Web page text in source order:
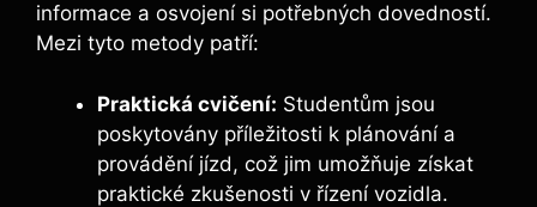
informace a osvojení si potřebných dovedností.
Mezi tyto metody patří:
Praktická cvičení: Studentům jsou
poskytovány příležitosti k plánování a
provádění jízd, což jim umožňuje získat
praktické zkušenosti v řízení vozidla.